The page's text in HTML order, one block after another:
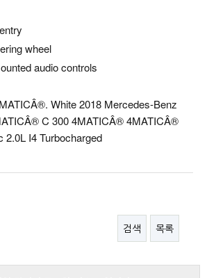
wheel
audio controls
White 2018 Mercedes-Benz
C 300 4MATICÂ® 4MATICÂ®
2.0L I4 Turbocharged
검색 목록